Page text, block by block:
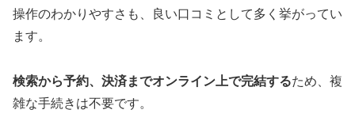
操作のわかりやすさも、良い口コミとして多く挙がってい
ます。
検索から予約、決済までオンライン上で完結するため、複
雑な手続きは不要です。